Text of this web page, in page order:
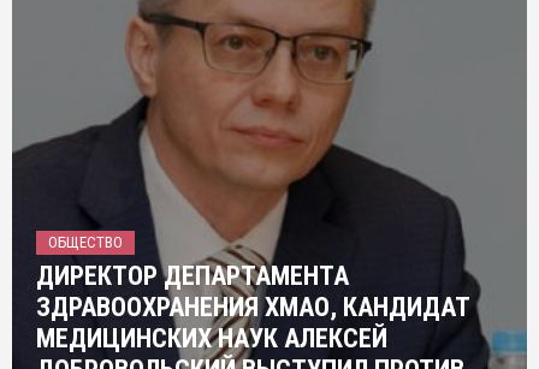
ОБЩЕСТВО
ДИРЕКТОР ДЕПАРТАМЕНТА
ЗДРАВООХРАНЕНИЯ ХМАО, КАНДИДАТ
МЕДИЦИНСКИХ НАУК АЛЕКСЕЙ